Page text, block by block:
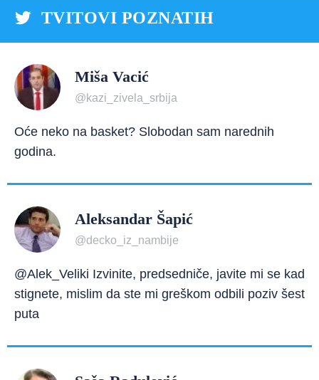
TVITOVI POZNATIH
Miša Vacić
@kazi_zivela_srbija
Oće neko na basket? Slobodan sam narednih
godina.
Aleksandar Šapić
@decko_iz_nambije
@Alek_Veliki Izvinite, predsedniče, javite mi se kad
stignete, mislim da ste mi greškom odbili poziv šest
puta